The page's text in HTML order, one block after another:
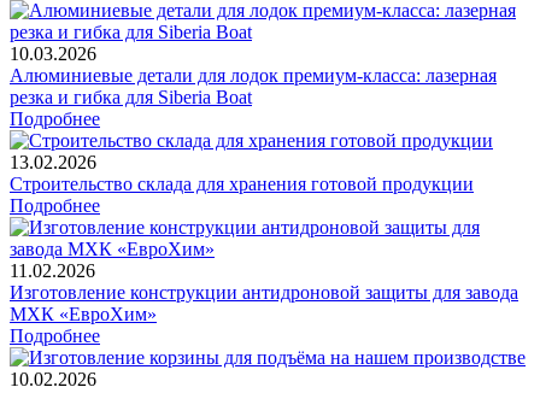
10.03.2026
Алюминиевые детали для лодок премиум-класса: лазерная
резка и гибка для Siberia Boat
Подробнее
13.02.2026
Строительство склада для хранения готовой продукции
Подробнее
11.02.2026
Изготовление конструкции антидроновой защиты для завода
МХК «ЕвроХим»
Подробнее
10.02.2026